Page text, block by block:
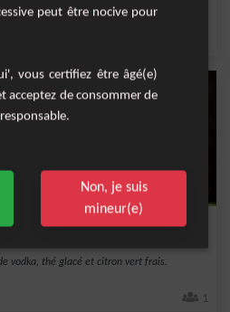
vodka, thé glacé et citron vert frais.
1
peut être nocive pour
vous certifiez être âgé(e)
acceptez de consommer de
Non, je suis
mineur(e)